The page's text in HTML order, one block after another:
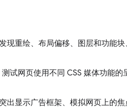
现重绘、布局偏移、图层和功能
测试网页使用不同 CSS 媒体功能
出显示广告框架、模拟网页上的